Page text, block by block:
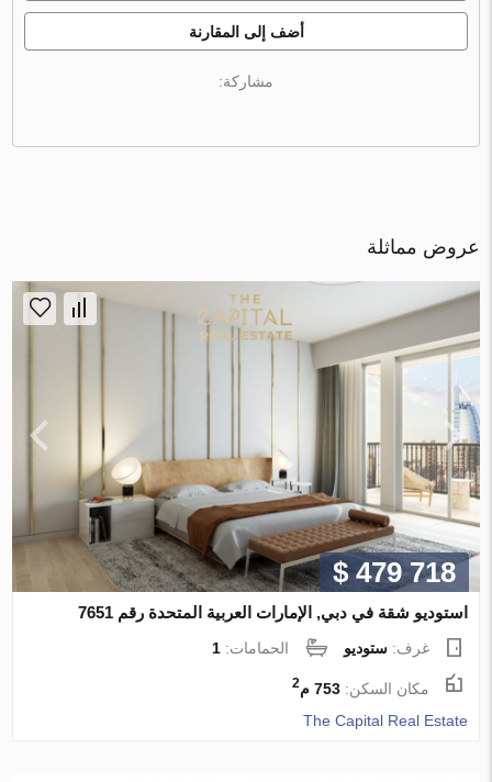
أضف إلى المقارنة
مشاركة:
عروض مماثلة
$ 479 718
استوديو شقة في دبي, الإمارات العربية المتحدة رقم 7651
غرف:ستوديو الحمامات:1
مكان السكن:753 م 2
The Capital Real Estate